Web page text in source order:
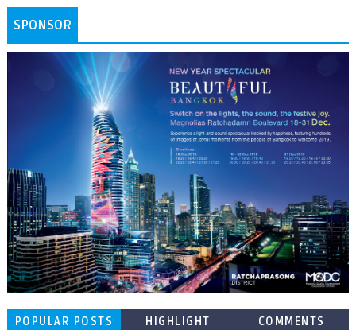
SPONSOR
POPULAR POSTS HIGHLIGHT COMMENTS